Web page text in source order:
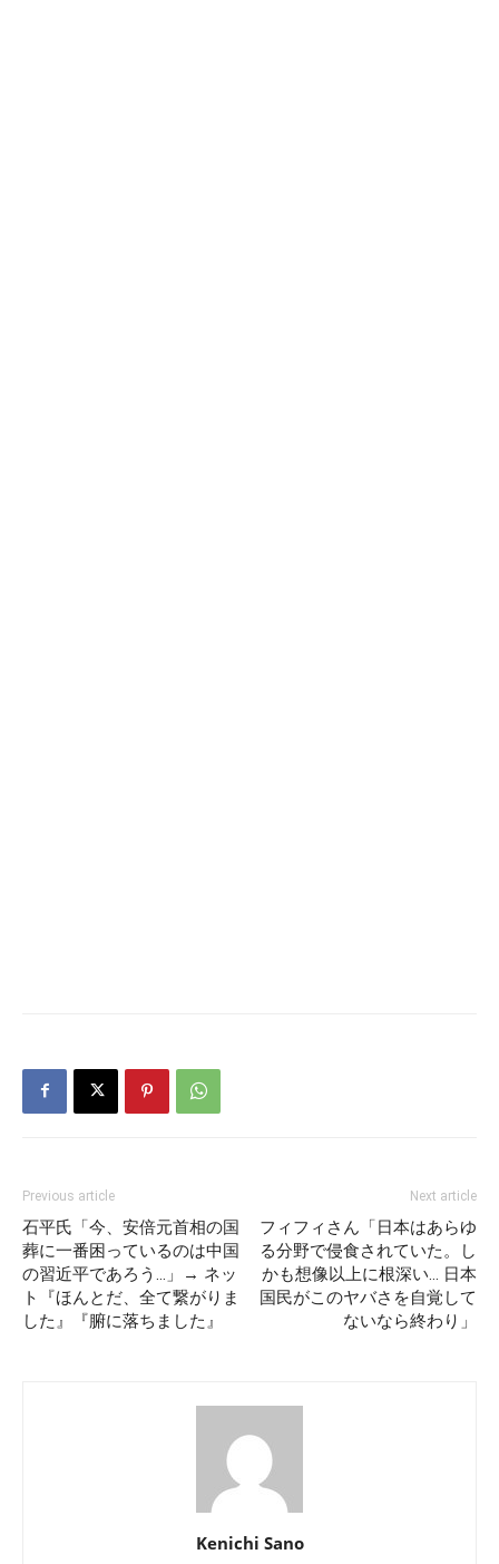
Previous article
石平氏「今、安倍元首相の国
葬に一番困っているのは中国
の習近平であろう…」→ ネッ
ト『ほんとだ、全て繋がりま
した』『腑に落ちました』
Next article
フィフィさん「日本はあらゆ
る分野で侵食されていた。し
かも想像以上に根深い… 日本
国民がこのヤバさを自覚して
ないなら終わり」
Kenichi Sano